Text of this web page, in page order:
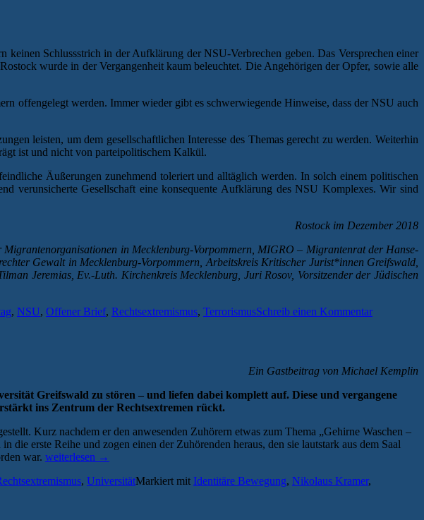
Schlussstrich in der Aufklärung der NSU-Verbrechen geben. Das Versprechen einer
wurde in der Vergangenheit kaum beleuchtet. Die Angehörigen der Opfer, sowie alle
offengelegt werden. Immer wieder gibt es schwerwiegende Hinweise, dass der NSU auch
leisten, um dem gesellschaftlichen Interesse des Themas gerecht zu werden. Weiterhin
ist und nicht von parteipolitischem Kalkül.
Äußerungen zunehmend toleriert und alltäglich werden. In solch einem politischen
verunsicherte Gesellschaft eine konsequente Aufklärung des NSU Komplexes. Wir sind
Rostock im Dezember 2018
in Mecklenburg-Vorpommern, MIGRO – Migrantenrat der Hanse-
Gewalt in Mecklenburg-Vorpommern, Arbeitskreis Kritischer Jurist*innen Greifswald,
Jeremias, Ev.-Luth. Kirchenkreis Mecklenburg, Juri Rosov, Vorsitzender der Jüdischen
, NSU, Offener Brief, Rechtsextremismus, TerrorismusSchreib einen Kommentar
Ein Gastbeitrag von Michael Kemplin
Greifswald zu stören – und liefen dabei komplett auf. Diese und vergangene
ins Zentrum der Rechtsextremen rückt.
Kurz nachdem er den anwesenden Zuhörern etwas zum Thema „Gehirne Waschen –
die erste Reihe und zogen einen der Zuhörenden heraus, den sie lautstark aus dem Saal
war. „Greifswald
Fokus
weiterlesen →
, UniversitätMarkiert mit Identitäre Bewegung, Nikolaus Kramer,